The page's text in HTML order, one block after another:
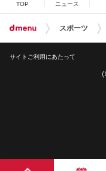
TOP ニュース
スポーツ
サイトご利用にあたって